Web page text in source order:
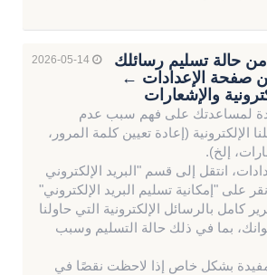
حالة تسليم رسائلك
من صفحة الإعدادات ←
والإشعارات
لمساعدتك على فهم سبب عدم
الإلكترونية (إعادة تعيين كلمة المرور،
إلخ).
انتقل إلى قسم "البريد الإلكتروني
على "إمكانية تسليم البريد الإلكتروني"
كامل بالرسائل الإلكترونية التي حاولنا
بما في ذلك حالة التسليم وسبب
مفيدة بشكل خاص إذا لاحظت نقصًا في